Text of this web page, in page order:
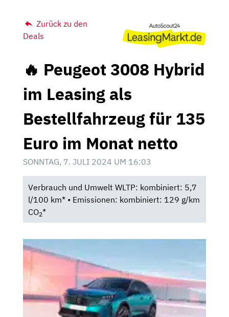
Zurück zu den
Deals
🔥 Peugeot 3008 Hybrid
im Leasing als
Bestellfahrzeug für 135
Euro im Monat netto
SONNTAG, 7. JULI 2024 UM 16:03
Verbrauch und Umwelt WLTP: kombiniert: 5,7
l/100 km* • Emissionen: kombiniert: 129 g/km
CO2*